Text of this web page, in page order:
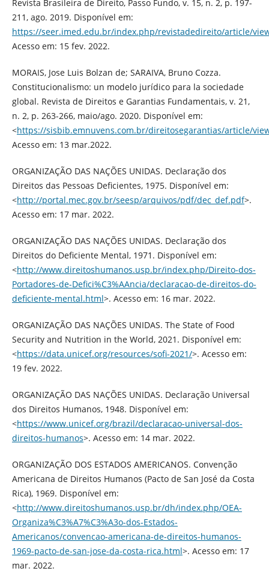
Revista Brasileira de Direito, Passo Fundo, v. 15, n. 2, p. 197-
211, ago. 2019. Disponível em:
https://seer.imed.edu.br/index.php/revistadedireito/article/
Acesso em: 15 fev. 2022.
MORAIS, Jose Luis Bolzan de; SARAIVA, Bruno Cozza.
Constitucionalismo: un modelo jurídico para la sociedade
global. Revista de Direitos e Garantias Fundamentais, v. 21,
n. 2, p. 263-266, maio/ago. 2020. Disponível em:
<https://sisbib.emnuvens.com.br/direitosegarantias/article/
Acesso em: 13 mar.2022.
ORGANIZAÇÃO DAS NAÇÕES UNIDAS. Declaração dos
Direitos das Pessoas Deficientes, 1975. Disponível em:
<http://portal.mec.gov.br/seesp/arquivos/pdf/dec_def.pdf>.
Acesso em: 17 mar. 2022.
ORGANIZAÇÃO DAS NAÇÕES UNIDAS. Declaração dos
Direitos do Deficiente Mental, 1971. Disponível em:
<http://www.direitoshumanos.usp.br/index.php/Direito-dos-
Portadores-de-Defici%C3%AAncia/declaracao-de-direitos-do-
deficiente-mental.html>. Acesso em: 16 mar. 2022.
ORGANIZAÇÃO DAS NAÇÕES UNIDAS. The State of Food
Security and Nutrition in the World, 2021. Disponível em:
<https://data.unicef.org/resources/sofi-2021/>. Acesso em:
19 fev. 2022.
ORGANIZAÇÃO DAS NAÇÕES UNIDAS. Declaração Universal
dos Direitos Humanos, 1948. Disponível em:
<https://www.unicef.org/brazil/declaracao-universal-dos-
direitos-humanos>. Acesso em: 14 mar. 2022.
ORGANIZAÇÃO DOS ESTADOS AMERICANOS. Convenção
Americana de Direitos Humanos (Pacto de San José da Costa
Rica), 1969. Disponível em:
<http://www.direitoshumanos.usp.br/dh/index.php/OEA-
Organiza%C3%A7%C3%A3o-dos-Estados-
Americanos/convencao-americana-de-direitos-humanos-
1969-pacto-de-san-jose-da-costa-rica.html>. Acesso em: 17
mar. 2022.